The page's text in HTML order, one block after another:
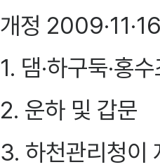
개정
1. 댐·하구둑·홍
2. 운하 및 갑문
3. 하천관리청이